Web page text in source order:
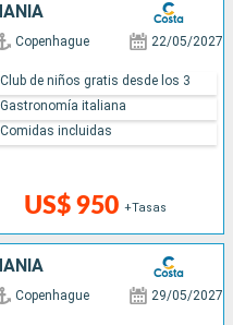
Copenhague 22/05/2027
US$ 950 +Tasas
Club de niños gratis desde los 3
Gastronomía italiana
Comidas incluidas
Copenhague 29/05/2027